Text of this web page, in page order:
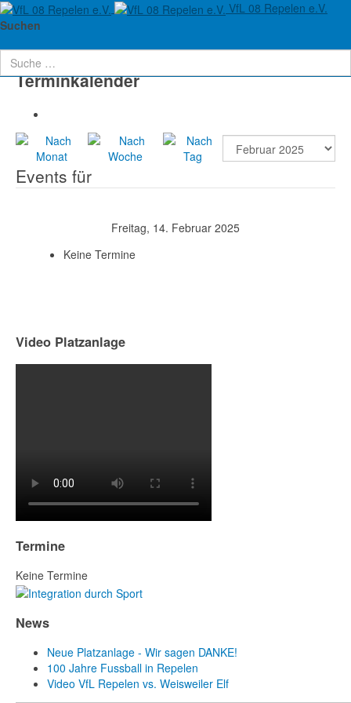
VfL 08 Repelen e.V.
Suchen
Aktuelle Seite:
Terminkalender
Events für
Freitag, 14. Februar 2025
Keine Termine
Video Platzanlage
Termine
Keine Termine
News
Neue Platzanlage - Wir sagen DANKE!
100 Jahre Fussball in Repelen
Video VfL Repelen vs. Weisweiler Elf